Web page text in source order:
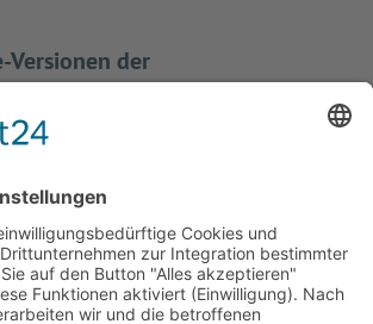
Versionen der
und Projektplanung neu
agil und kollaborativ mit
verfügbar?
Online-Seminare an, die
und Interaktivität wie unsere
bieten. Dies ermöglicht eine
unabhängig vom Standort.